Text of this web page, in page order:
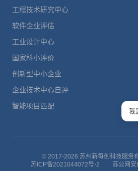
工程技术研究中心
软件企业评估
工业设计中心
国家科小评价
创新型中小企业
企业技术中心自评
智能项目匹配
© 2017-2026 苏州新每创科技服务
苏ICP备2021044072号-2
| 苏公网
我